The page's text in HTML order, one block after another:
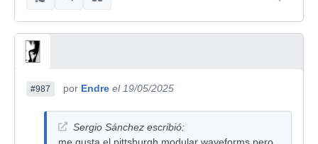
#987 por Endre el 19/05/2025
Sergio Sánchez escribió: